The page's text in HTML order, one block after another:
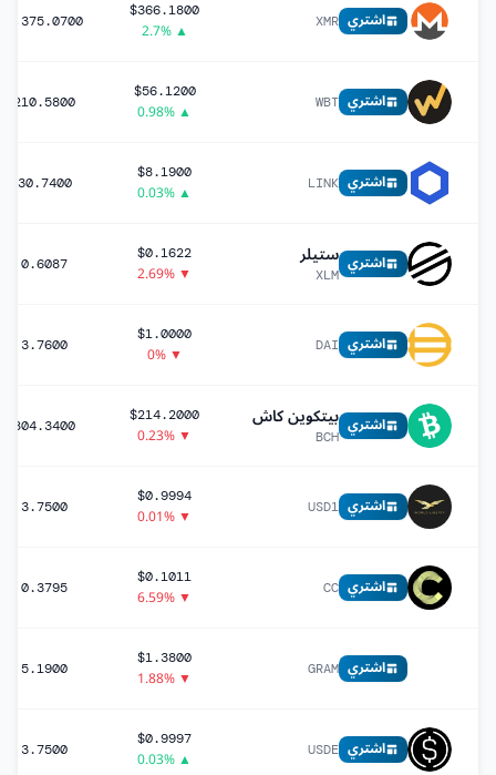
اشتري XMR
$366.1800
▲ 2.7%
1,375.0700
اشتري WBT
$56.1200
▲ 0.98%
210.5800
اشتري LINK
$8.1900
▲ 0.03%
30.7400
اشتري ستيلر
XLM
$0.1622
▼ 2.69%
0.6087
اشتري DAI
$1.0000
▼ 0%
3.7600
اشتري بيتكوين كاش
BCH
$214.2000
▼ 0.23%
804.3400
اشتري USD1
$0.9994
▼ 0.01%
3.7500
اشتري CC
$0.1011
▼ 6.59%
0.3795
اشتري GRAM
$1.3800
▼ 1.88%
5.1900
اشتري USDE
$0.9997
▲ 0.03%
3.7500